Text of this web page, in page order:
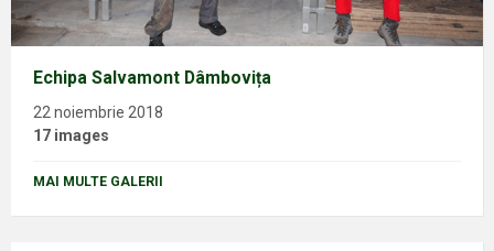
Echipa Salvamont Dâmbovița
22 noiembrie 2018
17 images
MAI MULTE GALERII